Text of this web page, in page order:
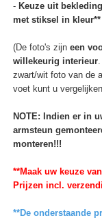
- Keuze uit
met stiksel in kleur**
(De foto's zijn een
willekeurig interieur.
zwart/wit foto van de
voet kunt u
NOTE: Indien er in
armsteun
monteren!!!
**Maak uw keuze
Prijzen incl.
**De onderstaande